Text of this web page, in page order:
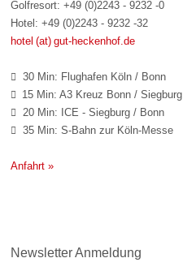
Golfresort: +49 (0)2243 - 9232 -0
Hotel: +49 (0)2243 - 9232 -32
hotel (at) gut-heckenhof.de
 30 Min: Flughafen Köln / Bonn
 15 Min: A3 Kreuz Bonn / Siegburg
 20 Min: ICE - Siegburg / Bonn
 35 Min: S-Bahn zur Köln-Messe
Anfahrt »
Newsletter Anmeldung